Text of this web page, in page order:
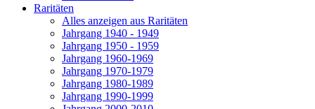
Raritäten
Alles anzeigen aus Raritäten
Jahrgang 1940 - 1949
Jahrgang 1950 - 1959
Jahrgang 1960-1969
Jahrgang 1970-1979
Jahrgang 1980-1989
Jahrgang 1990-1999